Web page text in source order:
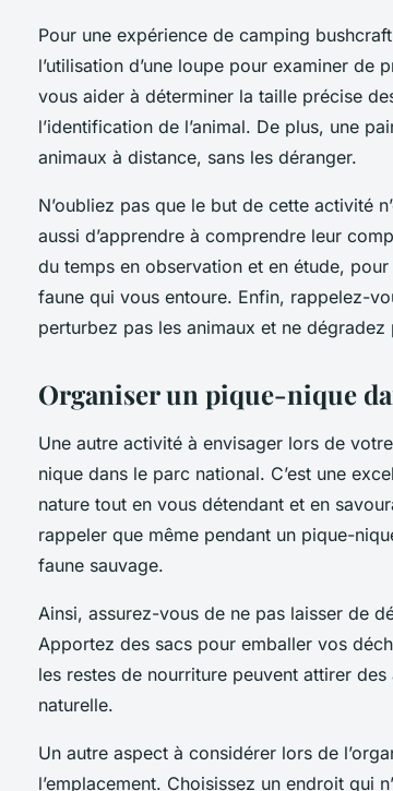
Pour une expérience de camping bushcraft
l’utilisation d’une loupe pour examiner de
vous aider à déterminer la taille précise
l’identification de l’animal. De plus, une
animaux à distance, sans les déranger.
N’oubliez pas que le but de cette activité
aussi d’apprendre à comprendre leur
du temps en observation et en étude,
faune qui vous entoure. Enfin, rappelez-
perturbez pas les animaux et ne dégradez
Organiser un pique-nique
Une autre activité à envisager lors de votre
nique dans le parc national. C’est une
nature tout en vous détendant et en
rappeler que même pendant un pique-
faune sauvage.
Ainsi, assurez-vous de ne pas laisser de
Apportez des sacs pour emballer vos
les restes de nourriture peuvent attirer des
naturelle.
Un autre aspect à considérer lors de
l’emplacement. Choisissez un endroit qui